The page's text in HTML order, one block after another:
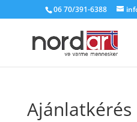
06 70/391-6388
Ajánlatkérés